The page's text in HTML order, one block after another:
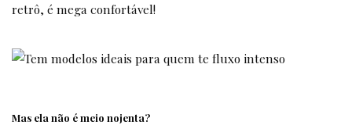
retrô, é mega confortável!
Mas ela não é meio nojenta?